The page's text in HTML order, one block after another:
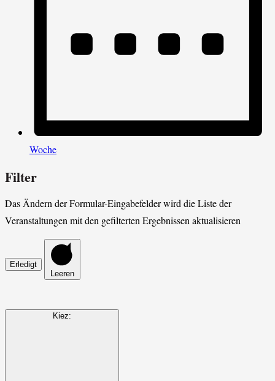
Woche
Filter
Das Ändern der Formular-Eingabefelder wird die Liste der
Veranstaltungen mit den gefilterten Ergebnissen aktualisieren
Erledigt
Leeren
Kiez: